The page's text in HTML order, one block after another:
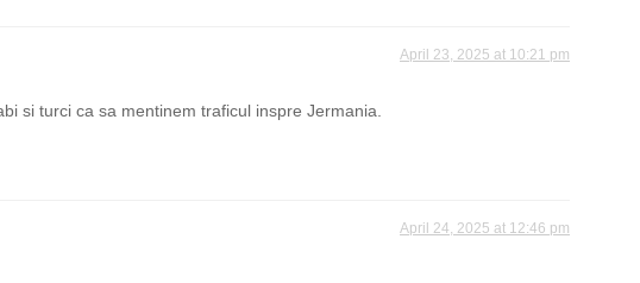
April 23, 2025 at 10:21 pm
si turci ca sa mentinem traficul inspre Jermania.
April 24, 2025 at 12:46 pm